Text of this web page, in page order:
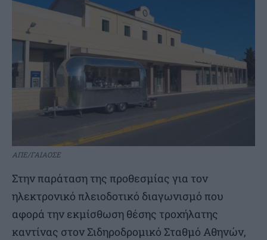
ΑΠΕ/ΓΑΙΑΟΣΕ
Στην παράταση της προθεσμίας για τον
ηλεκτρονικό πλειοδοτικό διαγωνισμό που
αφορά την εκμίσθωση θέσης τροχήλατης
καντίνας στον Σιδηροδρομικό Σταθμό Αθηνών,